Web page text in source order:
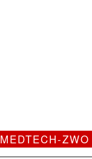
MEDTECH-ZWO